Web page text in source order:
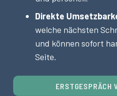
Direkte
welche nächsten
und können sofort
Seite.
ERSTGESPRÄCH